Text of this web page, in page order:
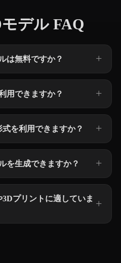
デル FAQ
は無料ですか？
用できますか？
を利用できますか？
を生成できますか？
プリントに適していま